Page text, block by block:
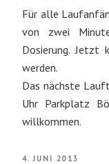
Für alle
von zwei
Dosierung. Jetzt
werden.
Das nächste
Uhr Parkplatz
willkommen.
VERÖFFENTLICHT
4. JUNI 2013